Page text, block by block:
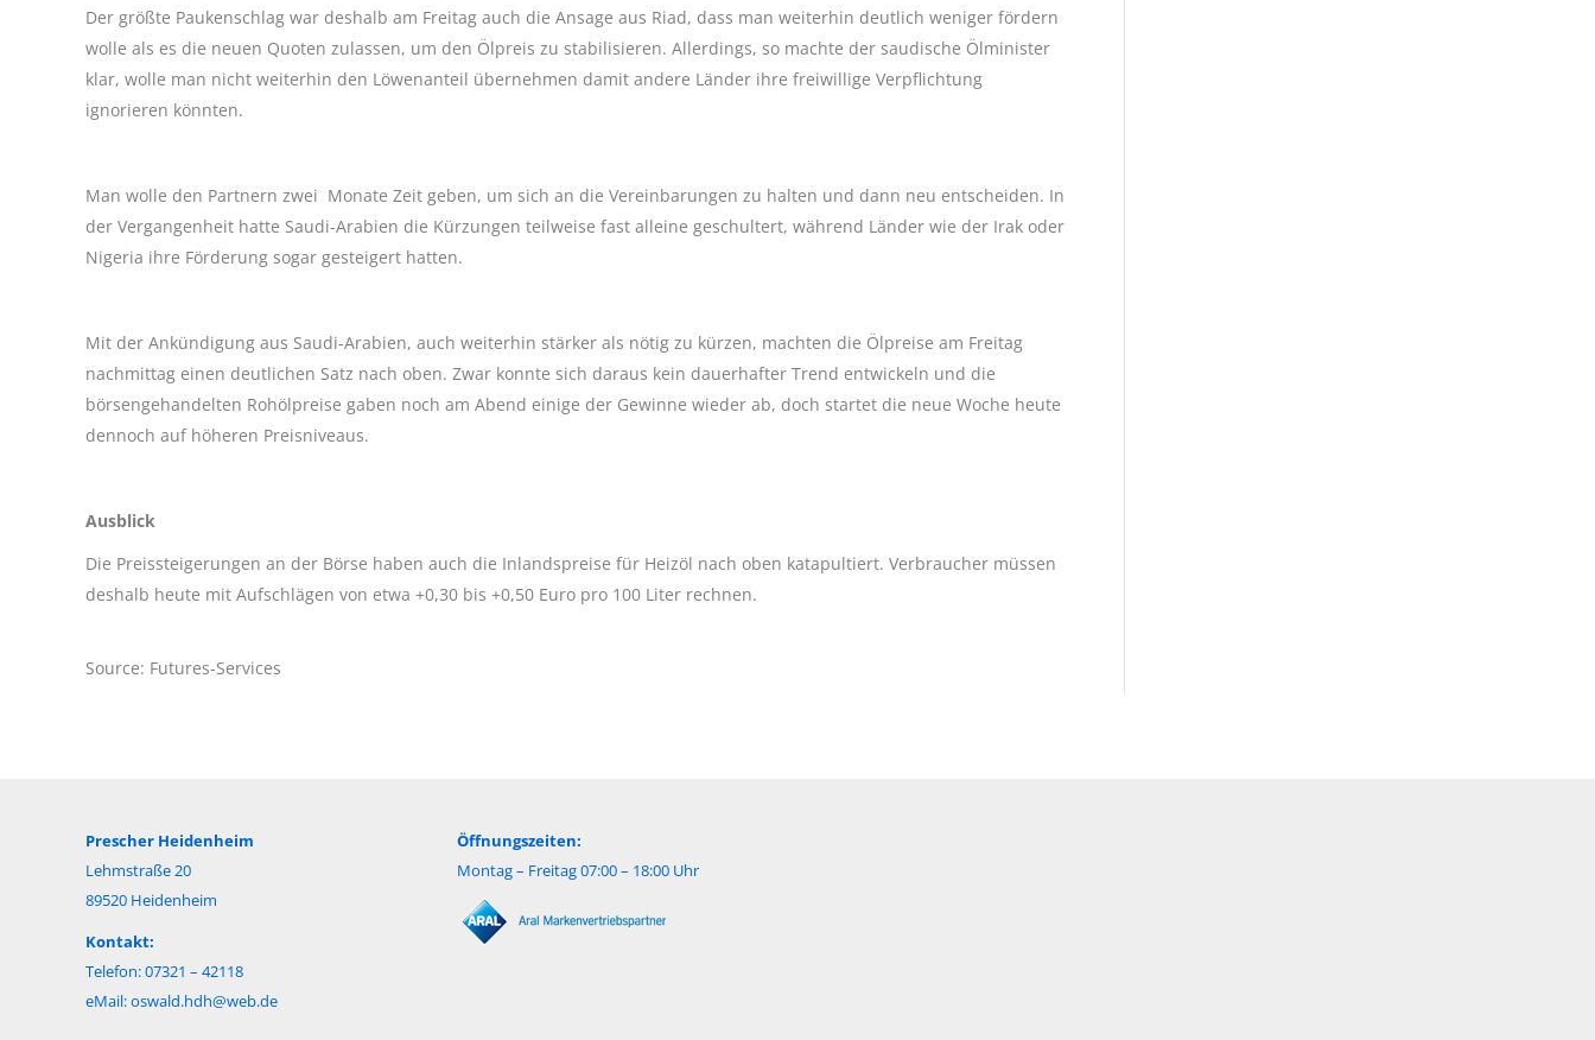
Der größte Paukenschlag war deshalb am Freitag auch die Ansage aus Riad, dass man weiterhin deutlich weniger fördern
wolle als es die neuen Quoten zulassen, um den Ölpreis zu stabilisieren. Allerdings, so machte der saudische Ölminister
klar, wolle man nicht weiterhin den Löwenanteil übernehmen damit andere Länder ihre freiwillige Verpflichtung
ignorieren könnten.
Man wolle den Partnern zwei Monate Zeit geben, um sich an die Vereinbarungen zu halten und dann neu entscheiden. In
der Vergangenheit hatte Saudi-Arabien die Kürzungen teilweise fast alleine geschultert, während Länder wie der Irak oder
Nigeria ihre Förderung sogar gesteigert hatten.
Mit der Ankündigung aus Saudi-Arabien, auch weiterhin stärker als nötig zu kürzen, machten die Ölpreise am Freitag
nachmittag einen deutlichen Satz nach oben. Zwar konnte sich daraus kein dauerhafter Trend entwickeln und die
börsengehandelten Rohölpreise gaben noch am Abend einige der Gewinne wieder ab, doch startet die neue Woche heute
dennoch auf höheren Preisniveaus.
Ausblick
Die Preissteigerungen an der Börse haben auch die Inlandspreise für Heizöl nach oben katapultiert. Verbraucher müssen
deshalb heute mit Aufschlägen von etwa +0,30 bis +0,50 Euro pro 100 Liter rechnen.
Source: Futures-Services
Prescher Heidenheim
Lehmstraße 20
89520 Heidenheim
Kontakt:
Telefon: 07321 – 42118
eMail:oswald.hdh@web.de
Öffnungszeiten:
Montag – Freitag 07:00 – 18:00 Uhr